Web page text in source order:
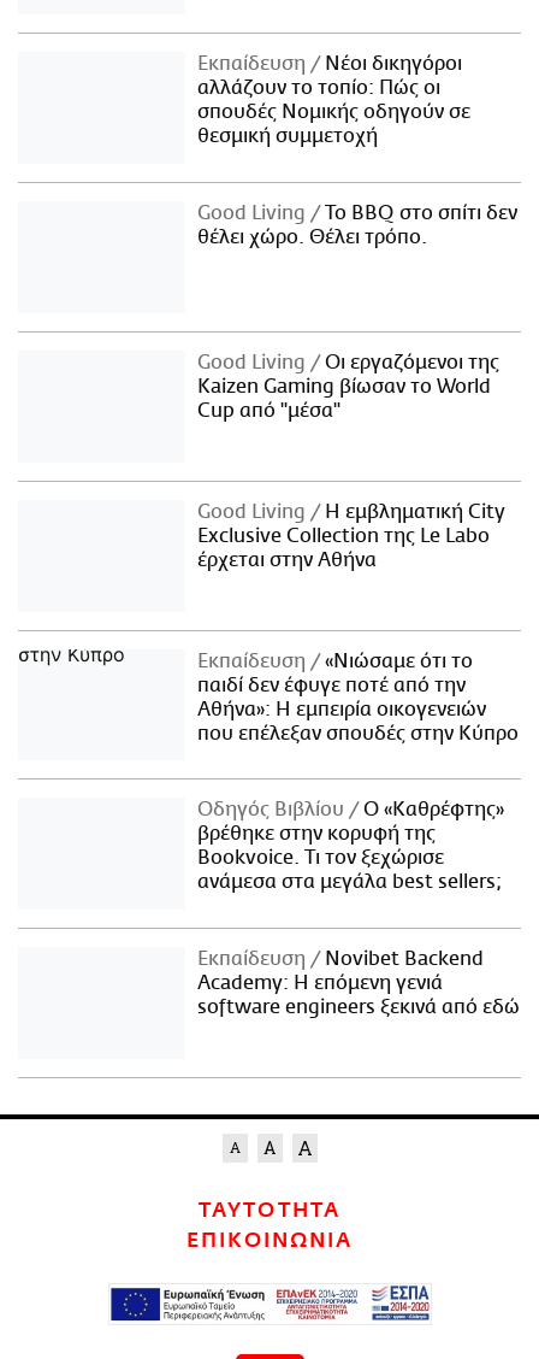
Εκπαίδευση
Νέοι δικηγόροι
αλλάζουν το τοπίο: Πώς οι
σπουδές Νομικής οδηγούν σε
θεσμική συμμετοχή
Good Living
Το BBQ στο σπίτι δεν
θέλει χώρο. Θέλει τρόπο.
Good Living
Οι εργαζόμενοι της
Kaizen Gaming βίωσαν το World
Cup από "μέσα"
Good Living
Η εμβληματική City
Exclusive Collection της Le Labo
έρχεται στην Αθήνα
Εκπαίδευση
«Νιώσαμε ότι το
παιδί δεν έφυγε ποτέ από την
Αθήνα»: Η εμπειρία οικογενειών
που επέλεξαν σπουδές στην Κύπρο
Οδηγός Βιβλίου
Ο «Καθρέφτης»
βρέθηκε στην κορυφή της
Bookvoice. Τι τον ξεχώρισε
ανάμεσα στα μεγάλα best sellers;
Εκπαίδευση
Novibet Backend
Academy: Η επόμενη γενιά
software engineers ξεκινά από εδώ
ΤΑΥΤΟΤΗΤΑ
ΕΠΙΚΟΙΝΩΝΙΑ